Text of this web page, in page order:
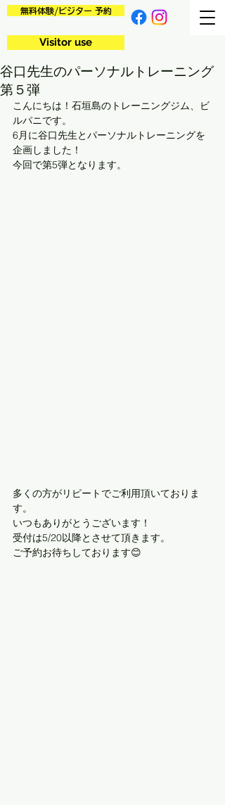
無料体験/ビジター 予約
Visitor use
谷口先生のパーソナルトレーニング
第５弾
こんにちは！石垣島のトレーニングジム、ビ
ルパニです。
6月に谷口先生とパーソナルトレーニングを
企画しました！
今回で第5弾となります。
多くの方がリピートでご利用頂いておりま
す。
いつもありがとうございます！
受付は5/20以降とさせて頂きます。
ご予約お待ちしております😊